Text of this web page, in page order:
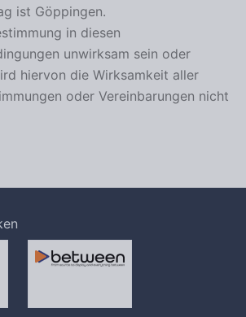
ist Göppingen.
in diesen
unwirksam sein oder
hiervon die Wirksamkeit aller
oder Vereinbarungen nicht